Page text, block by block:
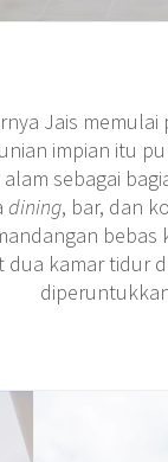
Jais
impian itu
sebagai
dining, bar, dan
dua kamar tidur